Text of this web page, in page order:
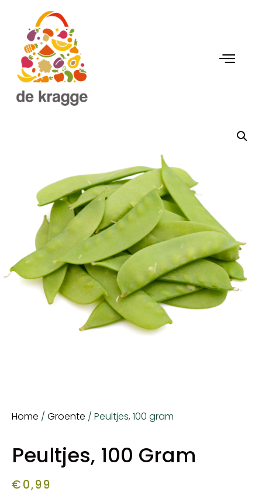
Home / Groente / Peultjes, 100 gram
Peultjes, 100 Gram
€0,99